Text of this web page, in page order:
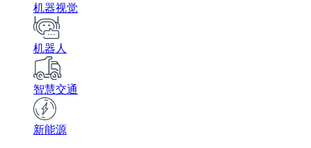
机器视觉
机器人
智慧交通
新能源